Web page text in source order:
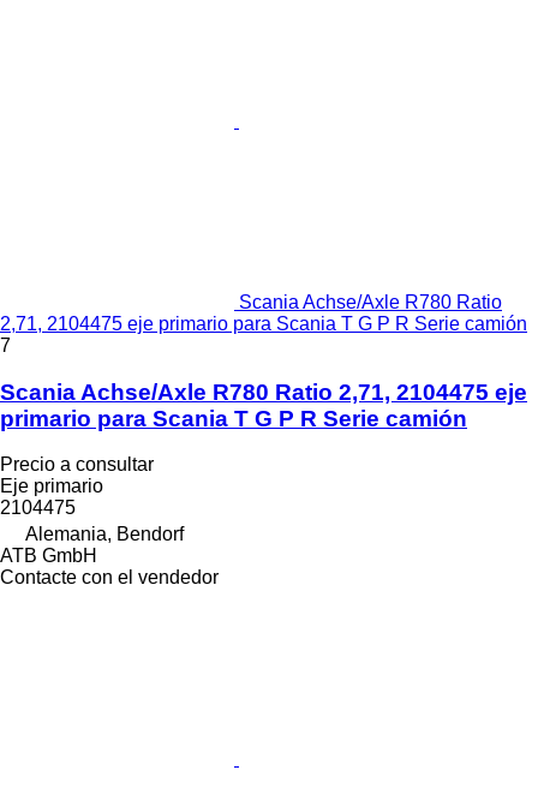
Scania Achse/Axle R780 Ratio
2,71, 2104475 eje primario para Scania T G P R Serie camión
7
Scania Achse/Axle R780 Ratio 2,71, 2104475 eje
primario para Scania T G P R Serie camión
Precio a consultar
Eje primario
2104475
Alemania, Bendorf
ATB GmbH
Contacte con el vendedor